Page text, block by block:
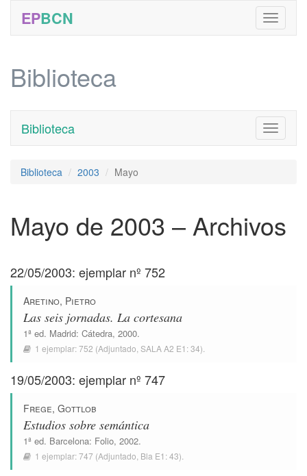
EPBCN
Biblioteca
Toggle
Biblioteca
Biblioteca 2003 Mayo
Mayo de 2003 – Archivos
22/05/2003: ejemplar nº 752
Aretino, Pietro
Las seis jornadas. La cortesana
1ª ed. Madrid: Cátedra, 2000.
1 ejemplar:752 (Adjuntado, SALA A2 E1: 34).
19/05/2003: ejemplar nº 747
Frege, Gottlob
Estudios sobre semántica
1ª ed. Barcelona: Folio, 2002.
1 ejemplar:747 (Adjuntado, Bla E1: 43).